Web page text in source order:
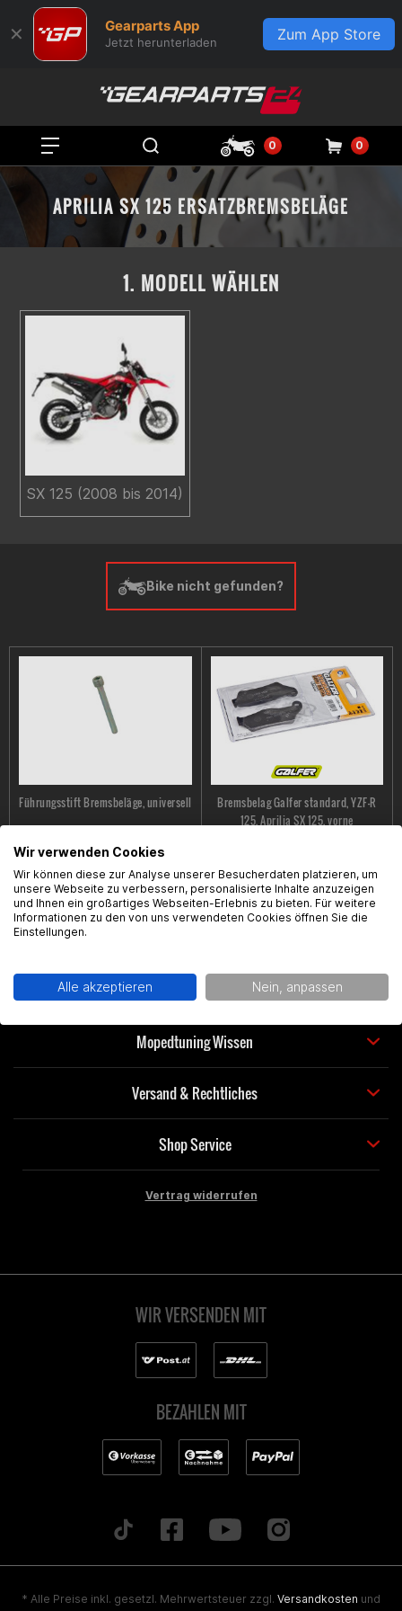
✕ Gearparts App
Jetzt herunterladen Zum App Store
0 0
APRILIA SX 125 ERSATZBREMSBELÄGE
1. MODELL WÄHLEN
SX 125 (2008 bis 2014)
Bike nicht gefunden?
Führungsstift Bremsbeläge, universell
4,99 € *
Bremsbelag Galfer standard, YZF-R
125, Aprilia SX 125, vorne
support@gearparts24.de
Mopedtuning Wissen
Versand & Rechtliches
Shop Service
Vertrag widerrufen
WIR VERSENDEN MIT
BEZAHLEN MIT
* Alle Preise inkl. gesetzl. Mehrwertsteuer zzgl. Versandkosten und
Wir verwenden Cookies
Wir können diese zur Analyse unserer Besucherdaten platzieren, um
unsere Webseite zu verbessern, personalisierte Inhalte anzuzeigen
und Ihnen ein großartiges Webseiten-Erlebnis zu bieten. Für weitere
Informationen zu den von uns verwendeten Cookies öffnen Sie die
Einstellungen.
Alle akzeptieren Nein, anpassen